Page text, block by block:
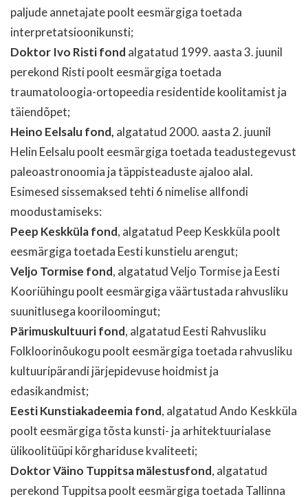
paljude annetajate poolt eesmärgiga toetada
interpretatsioonikunsti;
Doktor Ivo Risti fond algatatud 1999. aasta 3. juunil
perekond Risti poolt eesmärgiga toetada
traumatoloogia-ortopeedia residentide koolitamist ja
täiendõpet;
Heino Eelsalu fond, algatatud 2000. aasta 2. juunil
Helin Eelsalu poolt eesmärgiga toetada teadustegevust
paleoastronoomia ja täppisteaduste ajaloo alal.
Esimesed sissemaksed tehti 6 nimelise allfondi
moodustamiseks:
Peep Keskküla fond, algatatud Peep Keskküla poolt
eesmärgiga toetada Eesti kunstielu arengut;
Veljo Tormise fond, algatatud Veljo Tormise ja Eesti
Kooriühingu poolt eesmärgiga väärtustada rahvusliku
suunitlusega kooriloomingut;
Pärimuskultuuri fond, algatatud Eesti Rahvusliku
Folkloorinõukogu poolt eesmärgiga toetada rahvusliku
kultuuripärandi järjepidevuse hoidmist ja
edasikandmist;
Eesti Kunstiakadeemia fond, algatatud Ando Keskküla
poolt eesmärgiga tõsta kunsti- ja arhitektuurialase
ülikoolitüüpi kõrghariduse kvaliteeti;
Doktor Väino Tuppitsa mälestusfond, algatatud
perekond Tuppitsa poolt eesmärgiga toetada Tallinna